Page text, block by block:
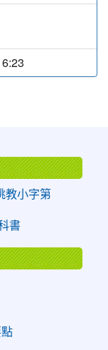
教小字第
書